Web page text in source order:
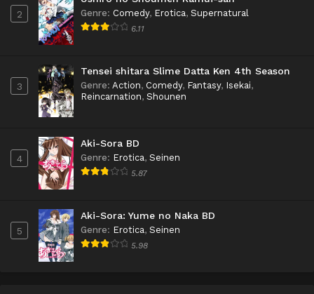
2 Genre: Comedy, Erotica, Supernatural
6.11
3
Tensei shitara Slime Datta Ken 4th Season
Genre: Action, Comedy, Fantasy, Isekai,
Reincarnation, Shounen
4
Aki-Sora BD
Genre: Erotica, Seinen
5.87
5
Aki-Sora: Yume no Naka BD
Genre: Erotica, Seinen
5.98